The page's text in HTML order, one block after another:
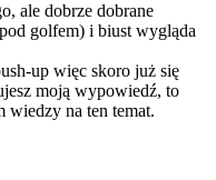
ale dobrze dobrane
golfem) i biust wygląda
up więc skoro już się
moją wypowiedź, to
wiedzy na ten temat.